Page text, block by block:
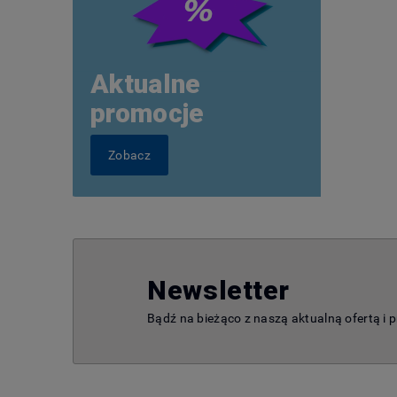
Aktualne
promocje
Zobacz
Newsletter
Bądź na bieżąco z naszą aktualną ofertą i